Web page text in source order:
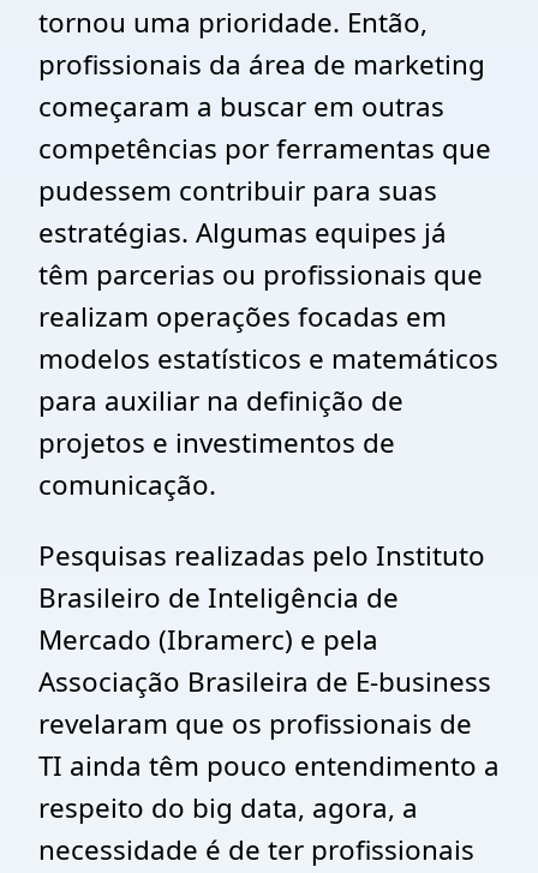
tornou uma prioridade. Então,
profissionais da área de marketing
começaram a buscar em outras
competências por ferramentas que
pudessem contribuir para suas
estratégias. Algumas equipes já
têm parcerias ou profissionais que
realizam operações focadas em
modelos estatísticos e matemáticos
para auxiliar na definição de
projetos e investimentos de
comunicação.
Pesquisas realizadas pelo Instituto
Brasileiro de Inteligência de
Mercado (Ibramerc) e pela
Associação Brasileira de E-business
revelaram que os profissionais de
TI ainda têm pouco entendimento a
respeito do big data, agora, a
necessidade é de ter profissionais